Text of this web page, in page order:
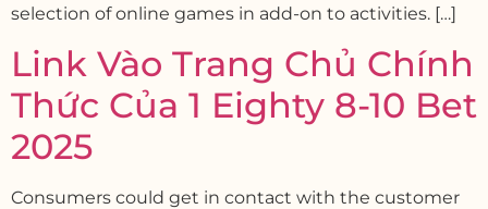
selection of online games in add-on to activities. […]
Link Vào Trang Chủ Chính
Thức Của 1 Eighty 8-10 Bet
2025
Consumers could get in contact with the customer